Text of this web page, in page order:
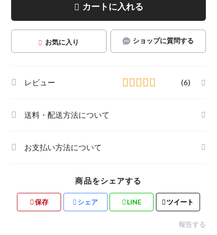
カートに入れる
お気に入り ショップに質問する
レビュー (6)
送料・配送方法について
お支払い方法について
商品をシェアする
保存 シェア LINE ツイート
報告する